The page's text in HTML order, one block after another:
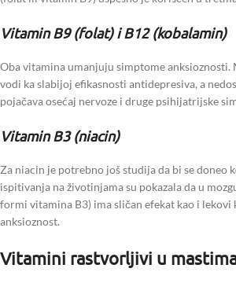
Vitamin B9 (folat) i B12 (kobalamin)
Oba vitamina umanjuju simptome anksioznosti.
vodi ka slabijoj efikasnosti antidepresiva, a
pojačava osećaj nervoze i druge psihijatrijske
Vitamin B3 (niacin)
Za niacin je potrebno još studija da bi se doneo
ispitivanja na životinjama su pokazala da u
formi vitamina B3) ima sličan efekat kao i lekovi
anksioznost.
Vitamini rastvorljivi u